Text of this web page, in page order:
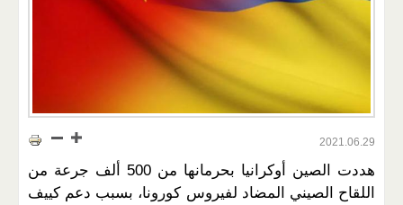
2021.06.29
هددت الصين أوكرانيا بحرمانها من 500 ألف جرعة من
اللقاح الصيني المضاد لفيروس كورونا، بسبب دعم كييف